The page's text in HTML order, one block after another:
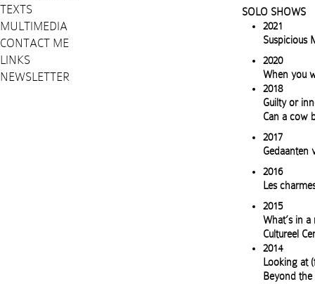
TEXTS
MULTIMEDIA
CONTACT ME
LINKS
NEWSLETTER
SOLO SHOWS
2021
Suspicious
2020
When you
2018
Guilty or
Can a cow
2017
Gedaanten
2016
Les
2015
What’s in
Cultureel
2014
Looking at
Beyond the